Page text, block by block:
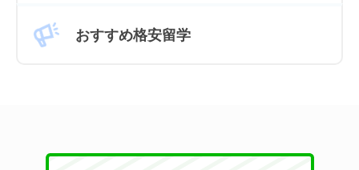
おすすめ格安留学